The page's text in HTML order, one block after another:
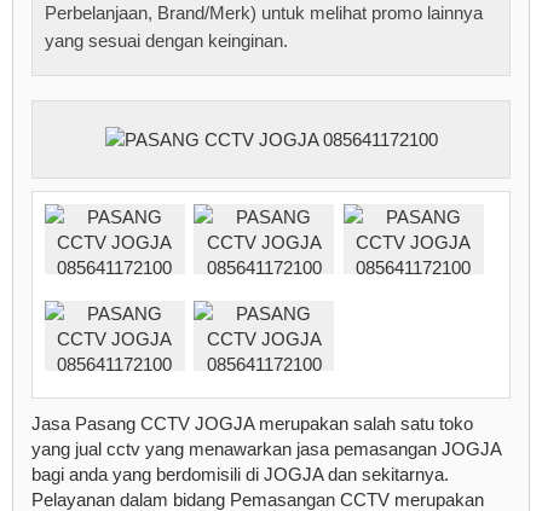
Perbelanjaan, Brand/Merk) untuk melihat promo lainnya
yang sesuai dengan keinginan.
Jasa Pasang CCTV JOGJA merupakan salah satu toko
yang jual cctv yang menawarkan jasa pemasangan JOGJA
bagi anda yang berdomisili di JOGJA dan sekitarnya.
Pelayanan dalam bidang Pemasangan CCTV merupakan